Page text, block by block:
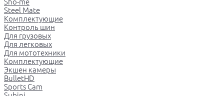
Steel Mate
Комплектующие
Контроль шин
Для грузовых
Для легковых
Для мототехники
Комплектующие
Экшен камеры
BulletHD
Sports Cam